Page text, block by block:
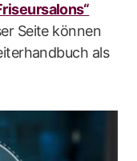
Seite können
als